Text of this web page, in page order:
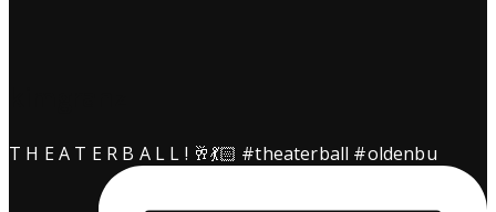
T H E A T E R B A L L ! 🥂💃🏻 #theaterball #oldenbu